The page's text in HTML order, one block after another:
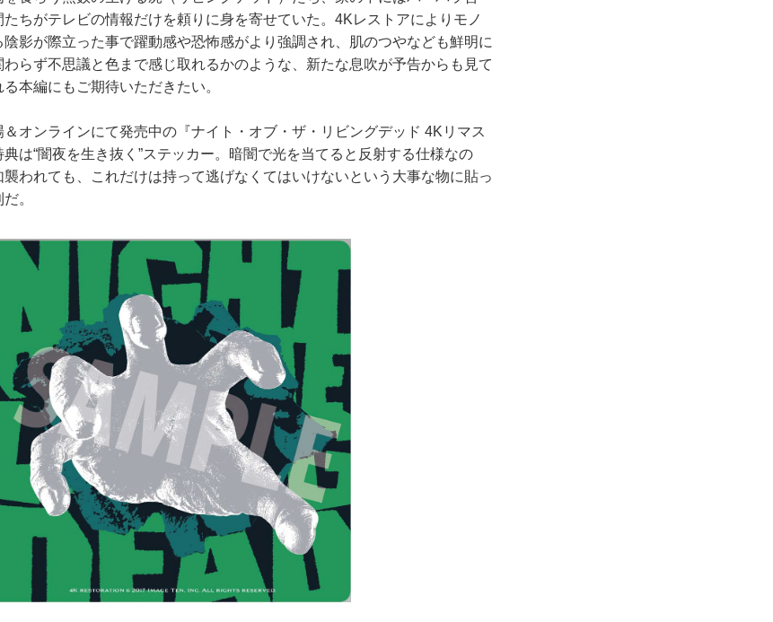
ちがテレビの情報だけを頼りに身を寄せていた。4Kレストアによりモノ
影が際立った事で躍動感や恐怖感がより強調され、肌のつやなども鮮明に
らず不思議と色まで感じ取れるかのような、新たな息吹が予告からも見て
本編にもご期待いただきたい。
オンラインにて発売中の『ナイト・オブ・ザ・リビングデッド 4Kリマス
は“闇夜を生き抜く”ステッカー。暗闇で光を当てると反射する仕様なの
われても、これだけは持って逃げなくてはいけないという大事な物に貼っ
。